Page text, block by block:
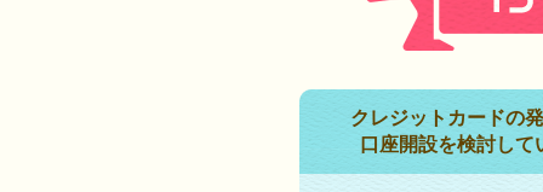
クレジットカードの
口座開設を検討して